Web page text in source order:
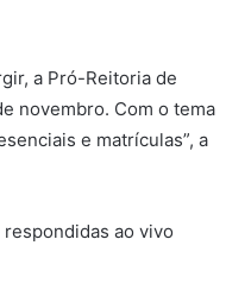
a Pró-Reitoria de
novembro. Com o tema
e matrículas”, a
ao vivo